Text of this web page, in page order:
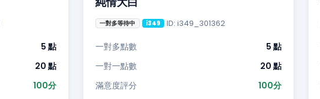
5 點
20 點
100分
一對多等待中 i349 ID: i349_301362
一對多點數
5 點
一對一點數
20 點
滿意度評分
100分